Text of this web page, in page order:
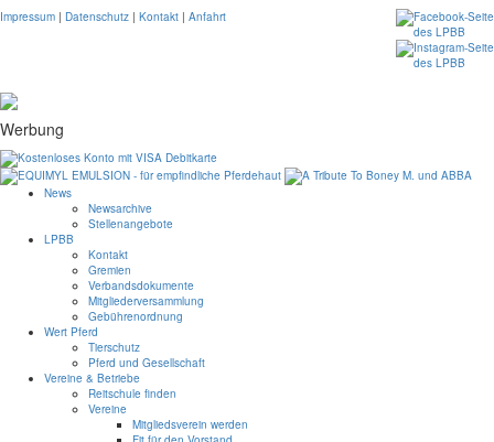
Impressum | Datenschutz | Kontakt | Anfahrt
Werbung
News
Newsarchive
Stellenangebote
LPBB
Kontakt
Gremien
Verbandsdokumente
Mitgliederversammlung
Gebührenordnung
Wert Pferd
Tierschutz
Pferd und Gesellschaft
Vereine & Betriebe
Reitschule finden
Vereine
Mitgliedsverein werden